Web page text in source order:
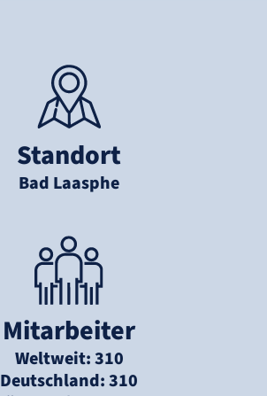
Standort
Bad Laasphe
Mitarbeiter
Weltweit: 310
Deutschland: 310